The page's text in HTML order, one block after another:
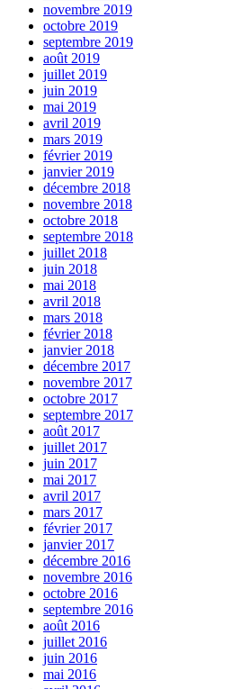
novembre 2019
octobre 2019
septembre 2019
août 2019
juillet 2019
juin 2019
mai 2019
avril 2019
mars 2019
février 2019
janvier 2019
décembre 2018
novembre 2018
octobre 2018
septembre 2018
juillet 2018
juin 2018
mai 2018
avril 2018
mars 2018
février 2018
janvier 2018
décembre 2017
novembre 2017
octobre 2017
septembre 2017
août 2017
juillet 2017
juin 2017
mai 2017
avril 2017
mars 2017
février 2017
janvier 2017
décembre 2016
novembre 2016
octobre 2016
septembre 2016
août 2016
juillet 2016
juin 2016
mai 2016